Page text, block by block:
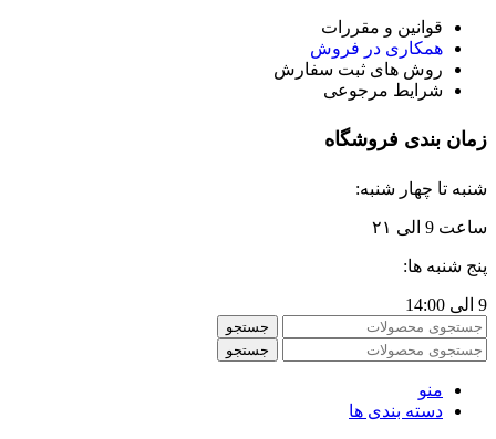
قوانین و مقررات
همکاری در فروش
روش های ثبت سفارش
شرایط مرجوعی
زمان بندی فروشگاه
شنبه تا چهار شنبه:
ساعت 9 الی ۲۱
پنج شنبه ها:
9 الی 14:00
جستجو
جستجو
منو
دسته بندی ها